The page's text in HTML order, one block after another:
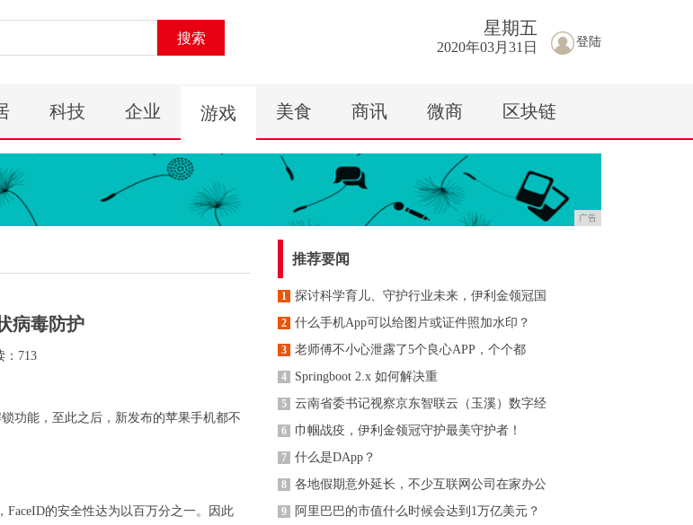
搜索 登陆
星期五
2020年03月31日
科技 企业 游戏 美食 商讯 微商 区块链
广告
病毒防护
：713
功能，至此之后，新发布的苹果手机都不
FaceID的安全性达为以百万分之一。因此
推荐要闻
1 探讨科学育儿、守护行业未来，伊利金领冠国
2 什么手机App可以给图片或证件照加水印？
3 老师傅不小心泄露了5个良心APP，个个都
4 Springboot 2.x 如何解决重
5 云南省委书记视察京东智联云（玉溪）数字经
6 巾帼战疫，伊利金领冠守护最美守护者！
7 什么是DApp？
8 各地假期意外延长，不少互联网公司在家办公
9 阿里巴巴的市值什么时候会达到1万亿美元？